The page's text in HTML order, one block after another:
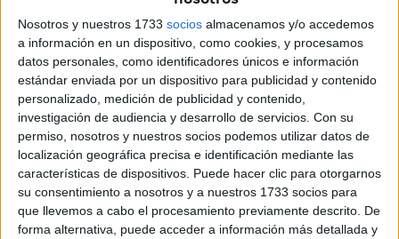
Nosotros y nuestros 1733 socios almacenamos y/o accedemos
a información en un dispositivo, como cookies, y procesamos
datos personales, como identificadores únicos e información
estándar enviada por un dispositivo para publicidad y contenido
personalizado, medición de publicidad y contenido,
investigación de audiencia y desarrollo de servicios. Con su
permiso, nosotros y nuestros socios podemos utilizar datos de
localización geográfica precisa e identificación mediante las
características de dispositivos. Puede hacer clic para otorgarnos
su consentimiento a nosotros y a nuestros 1733 socios para
que llevemos a cabo el procesamiento previamente descrito. De
forma alternativa, puede acceder a información más detallada y
reunión mantenida entre la Ciudad y los miembros de la
corporación, el ejecutivo les ha informado que en la
primera quincena de diciembre se llevará a cabo la
presentación oficial del proyectoya finalizado de la que
será sunueva capilla.
Todo ello se ha informado durante un encuentro entre el
vicepresidente primero del Gobierno y consejero de Medio
Ambiente, Servicios Urbanos y Vivienda, Alejandro
Ramírez; la directora general de Inversiones y Servicio
Urbano, Tamara Guerrero; y los representantes de los